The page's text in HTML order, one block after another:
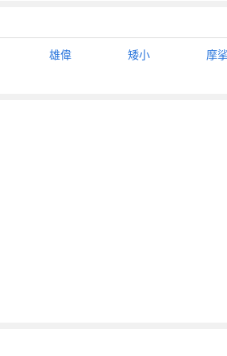
雄偉 矮小
摩